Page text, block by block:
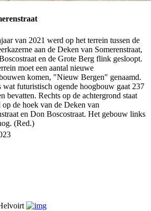
van 2021 werd op het terrein tussen de
aan de Deken van Somerenstraat,
en de Grote Berg flink gesloopt.
moet een aantal nieuwe
komen, "Nieuw Bergen" genaamd.
wat futuristisch ogende hoogbouw gaat 237
bevatten. Rechts op de achtergrond staat
op de hoek van de Deken van
en Don Boscostraat. Het gebouw links
(Red.)